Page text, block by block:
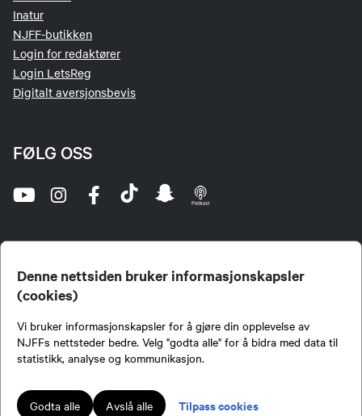
Denne nettsiden bruker informasjonskapsler
(cookies)
Vi bruker informasjonskapsler for å gjøre din opplevelse av
NJFFs nettsteder bedre. Velg "godta alle" for å bidra med data til
statistikk, analyse og kommunikasjon.
Godta alle Avslå alle Tilpass cookies
Inatur
NJFF-butikken
Login for redaktører
Login LetsReg
Digitalt aversjonsbevis
FØLG OSS
jegere og sportsfiskere og et av de viktigste miljøene for formidling av kunnskap om jakt og
fiske i Norge. Vi er en partipolitisk nøytral organisasjon, men har et sterkt jakt-, fiske-, og
naturpolitisk engasjement i mange saker.
Lokalforeninger tilsluttet Norges Jeger- og Fiskerforbund har ansvar for innhold de
publiserer på njff.no.